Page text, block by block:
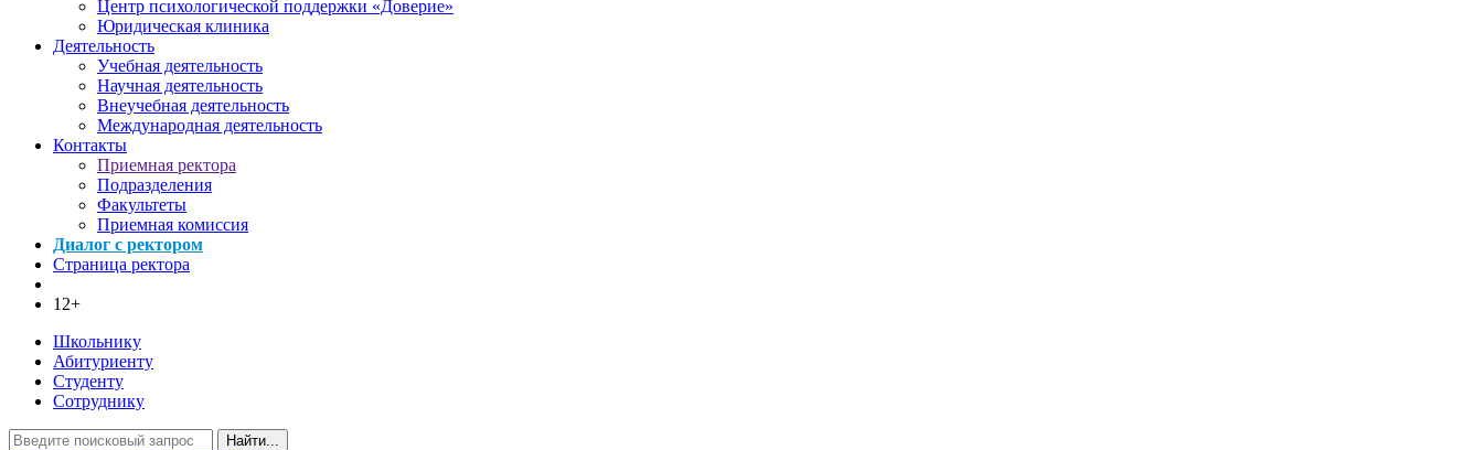
Центр психологической поддержки «Доверие»
Юридическая клиника
Деятельность
Учебная деятельность
Научная деятельность
Внеучебная деятельность
Международная деятельность
Контакты
Приемная ректора
Подразделения
Факультеты
Приемная комиссия
Диалог с ректором
Страница ректора
12+
Школьнику
Абитуриенту
Студенту
Сотруднику
Найти...